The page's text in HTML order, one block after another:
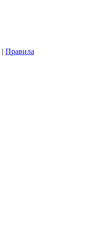
| Правила